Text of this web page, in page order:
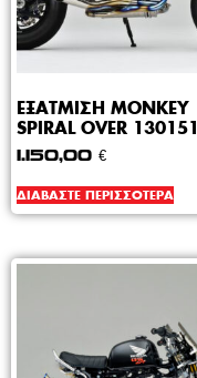
ΕΞΑΤΜΙΣΗ MONKEY
SPIRAL OVER 130151
1.150,00 €
ΔΙΑΒΆΣΤΕ ΠΕΡΙΣΣΌΤΕΡΑ